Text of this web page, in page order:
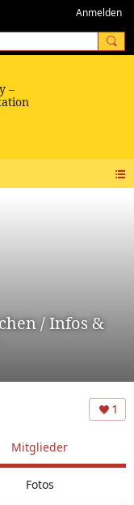
Anmelden
/ Infos &
1
Mitglieder
Fotos